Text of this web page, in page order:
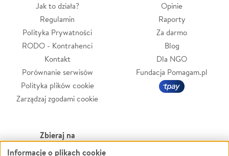
Jak to działa?
Regulamin
Polityka Prywatności
RODO - Kontrahenci
Kontakt
Porównanie serwisów
Polityka plików cookie
Zarządzaj zgodami cookie
Opinie
Raporty
Za darmo
Blog
Dla NGO
Fundacja Pomagam.pl
Zbieraj na
Informacje o plikach cookie